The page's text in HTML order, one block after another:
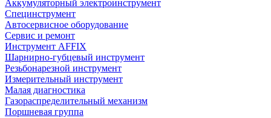
Аккумуляторный электроинструмент
Специнструмент
Автосервисное оборудование
Сервис и ремонт
Инструмент AFFIX
Шарнирно-губцевый инструмент
Резьбонарезной инструмент
Измерительный инструмент
Малая диагностика
Газораспределительный механизм
Поршневая группа